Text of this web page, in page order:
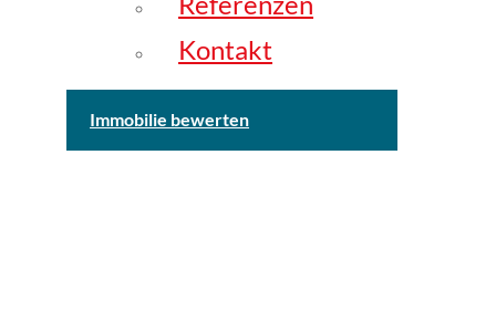
Kontakt
Immobilie bewerten